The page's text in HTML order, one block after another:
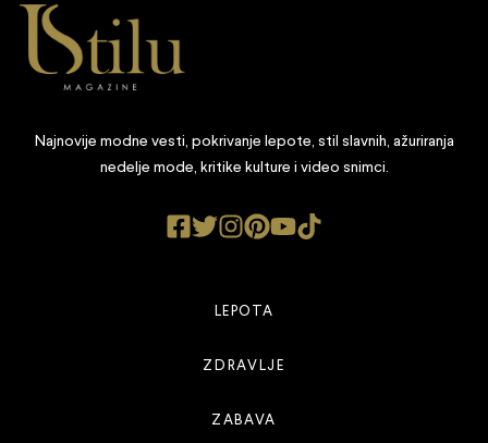
Najnovije modne vesti, pokrivanje lepote, stil slavnih, ažuriranja
nedelje mode, kritike kulture i video snimci.
LEPOTA
ZDRAVLJE
ZABAVA